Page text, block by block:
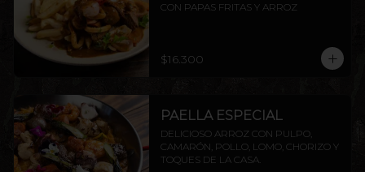
CON PAPAS FRITAS Y ARROZ
$16.300
PAELLA ESPECIAL
DELICIOSO ARROZ CON PULPO,
CAMARÓN, POLLO, LOMO, CHORIZO Y
TOQUES DE LA CASA.